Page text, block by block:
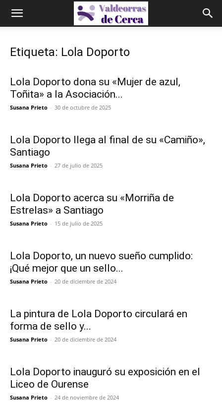
Etiqueta: Lola Doporto
Lola Doporto dona su «Mujer de azul,
Toñita» a la Asociación...
Susana Prieto - 30 de octubre de 2025
Lola Doporto llega al final de su «Camiño»,
Santiago
Susana Prieto - 27 de julio de 2025
Lola Doporto acerca su «Morriña de
Estrelas» a Santiago
Susana Prieto - 15 de julio de 2025
Lola Doporto, un nuevo sueño cumplido:
¡Qué mejor que un sello...
Susana Prieto - 20 de diciembre de 2024
La pintura de Lola Doporto circulará en
forma de sello y...
Susana Prieto - 20 de diciembre de 2024
Lola Doporto inauguró su exposición en el
Liceo de Ourense
Susana Prieto - 24 de noviembre de 2024